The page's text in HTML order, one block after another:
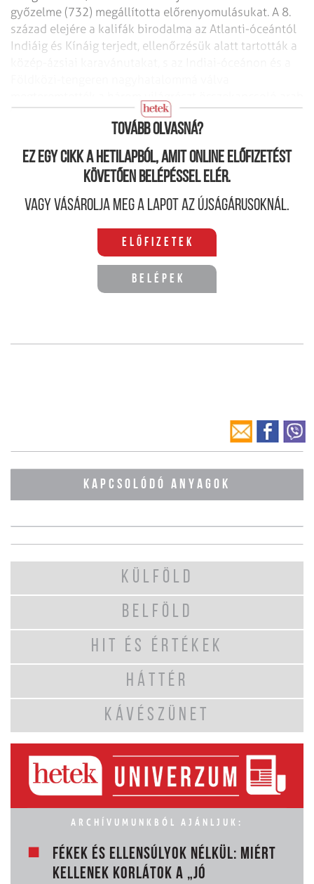
győzelme (732) megállította előrenyomulásu­kat. A 8.
század elejére a kalifák birodalma az Atlanti-óceántól
Indiáig és Kínáig terjedt, ellenőrzésük alatt tartották a
kereskedelem monopóliumát.
Tovább olvasná?
Ez egy cikk a hetilapból, amit online előfizetést
követően belépéssel elér.
Vagy vásárolja meg a lapot az újságárusoknál.
Előfizetek
Belépek
KAPCSOLÓDÓ ANYAGOK
KÜLFÖLD
BELFÖLD
HIT ÉS ÉRTÉKEK
HÁTTÉR
KÁVÉSZÜNET
ARCHÍVUMUNKBÓL AJÁNLJUK:
FÉKEK ÉS ELLENSÚLYOK NÉLKÜL: MIÉRT
KELLENEK KORLÁTOK A „JÓ